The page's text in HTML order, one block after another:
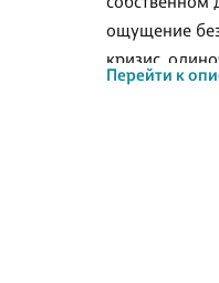
ощущение
кризис,
Перейти к